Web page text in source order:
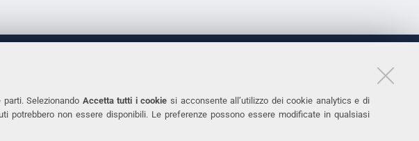
Selezionando Accetta tutti i cookie si acconsente all’utilizzo dei cookie analytics e di
potrebbero non essere disponibili. Le preferenze possono essere modificate in qualsiasi
Tel. +39 0532 293111
Fax. +39 0532 293031
Accessibilità
Protezione dati personali